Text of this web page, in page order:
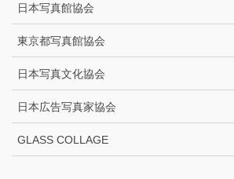
日本写真館協会
東京都写真館協会
日本写真文化協会
日本広告写真家協会
GLASS COLLAGE